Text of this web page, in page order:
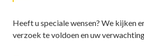
Heeft u speciale wensen? We kijken
verzoek te voldoen en uw